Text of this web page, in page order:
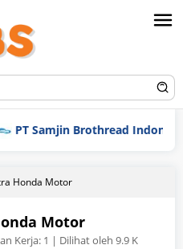
Samjin Brothread Indonesia
Honda Motor
Motor
Kerja: 1 | Dilihat oleh 9.9 K